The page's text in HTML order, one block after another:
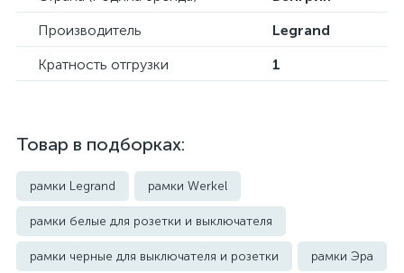
Производитель
Legrand
Кратность отгрузки
1
Товар в подборках:
рамки Legrand рамки Werkel
рамки белые для розетки и выключателя
рамки черные для выключателя и розетки рамки Эра